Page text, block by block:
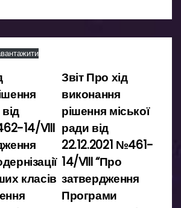
Звіт Про хід
виконання
рішення міської
ради від
22.12.2021 №461-
14/VIII “Про
затвердження
Програми
14/VIII
класів